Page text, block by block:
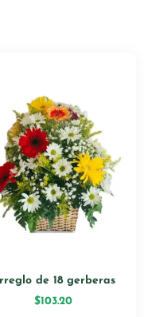
de 18 gerberas
$103.20